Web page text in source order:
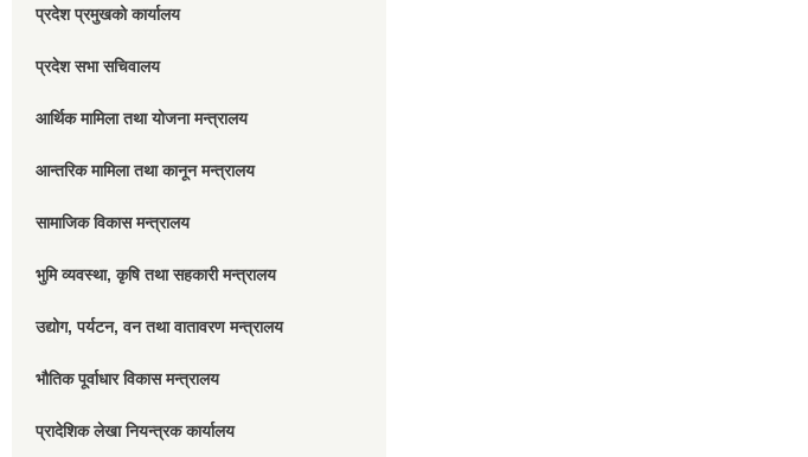
प्रदेश प्रमुखको कार्यालय
प्रदेश सभा सचिवालय
आर्थिक मामिला तथा योजना मन्त्रालय
आन्तरिक मामिला तथा कानून मन्त्रालय
सामाजिक विकास मन्त्रालय
भुमि व्यवस्था, कृषि तथा सहकारी मन्त्रालय
उद्योग, पर्यटन, वन तथा वातावरण मन्त्रालय
भौतिक पूर्वाधार विकास मन्त्रालय
प्रादेशिक लेखा नियन्त्रक कार्यालय